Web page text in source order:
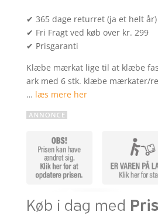
✔ 365 dage returret (ja et helt år)
✔ Fri Fragt ved køb over kr. 299
✔ Prisgaranti
Klæbe mærkat lige til at klæbe
ark med 6 stk. klæbe mærkater/
… læs mere her